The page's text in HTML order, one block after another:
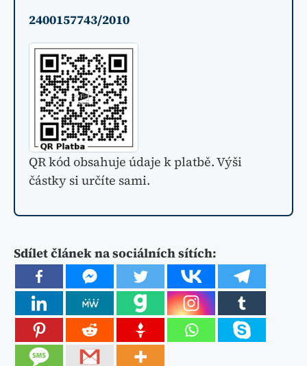
2400157743/2010
QR kód obsahuje údaje k platbě. Výši
částky si určíte sami.
Sdílet článek na sociálních sítích: